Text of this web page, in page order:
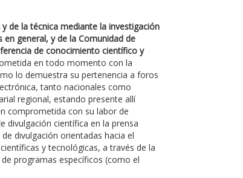
de la técnica mediante la investigación
general, y de la Comunidad de
de conocimiento científico y
en todo momento con la
lo demuestra su pertenencia a foros
tanto nacionales como
regional, estando presente allí
comprometida con su labor de
divulgación científica en la prensa
divulgación orientadas hacia el
y tecnológicas, a través de la
programas específicos (como el